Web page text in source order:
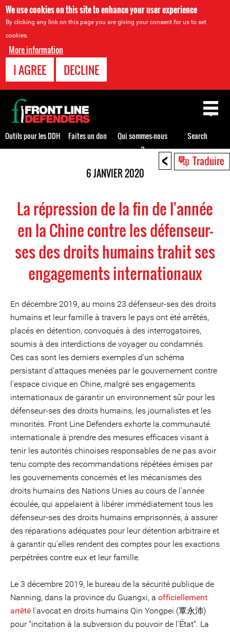
We use cookies on this site to enhance your user experience
By clicking any link on this page you are giving your consent for us to set
cookies.
More information
I AGREE DECLINE
< Traduire
6 JANVIER 2020
La répression de la fin de l'année
en la Chine contre les défenseur-
ses des droits humains trahit ses
engagements internationaux
En décembre 2019, au moins 23 défenseur-ses des droits
humains et leur famille à travers le pays ont été arrêtés,
placés en détention, convoqués à des interrogatoires,
soumis à des interdictions de voyager ou condamnés.
Ces cas sont les derniers exemples d'un schéma
persistant d'attaques menées par le gouvernement contre
l'espace civique en Chine, malgré ses engagements
internationaux de garantir un environnement sûr pour les
défenseur-ses des droits humains, les journalistes et les
minorités. Front Line Defenders exhorte la communauté
internationale à prendre des mesures efficaces visant à
tenir les autorités chinoises responsables de ne pas avoir
tenu compte des recommandations répétées émises par
les gouvernements concernés et les mécanismes des
droits humains des Nations Unies au cours de l'année
écoulée, qui appelaient à libérer immédiatement tous les
défenseur-ses des droits humains emprisonnés, à assurer
des réparations adéquates pour leur détention arbitraire et
à garantir qu'elles rendent des comptes pour les exactions
perpétrées contre eux et leur famille.
Le 3 décembre 2019, le bureau de la sécurité publique de
Nanning, dans la province du Guangxi, a officiellement
arrêté l'avocat en droits humains Qin Yongpei (覃永沛)
pour "incitation à la subversion du pouvoir de l'État". La
Back
to
top
Outils pour les DDH Faites un don
Qui sommes-nous
?
Search